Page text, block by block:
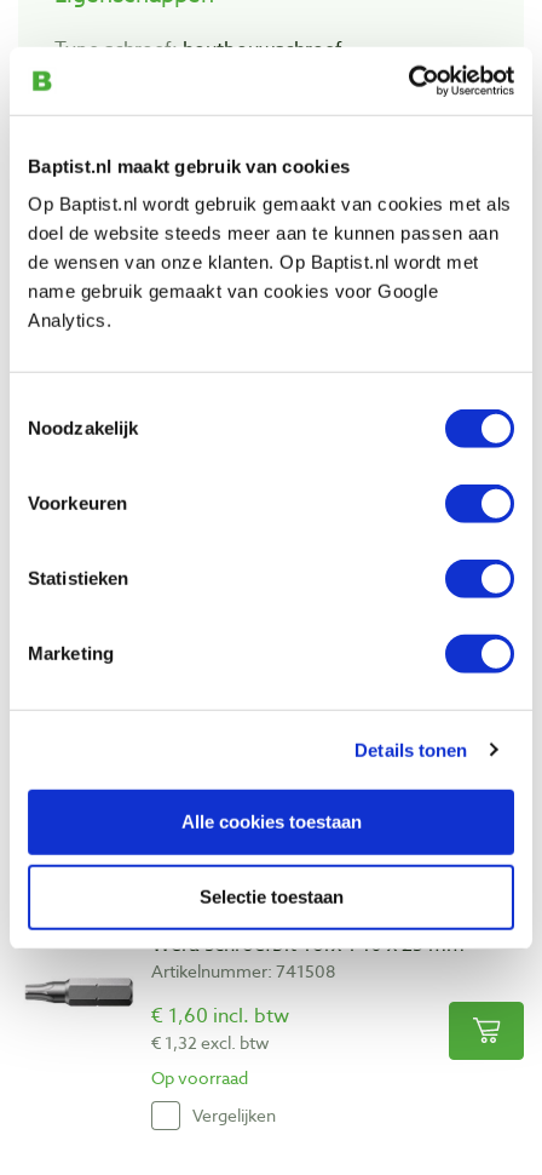
Baptist.nl maakt gebruik van cookies
Op Baptist.nl wordt gebruik gemaakt van cookies met als
doel de website steeds meer aan te kunnen passen aan
de wensen van onze klanten. Op Baptist.nl wordt met
name gebruik gemaakt van cookies voor Google
Analytics.
Noodzakelijk
Voorkeuren
Statistieken
Marketing
Details tonen
Alle cookies toestaan
Selectie toestaan
Type schroef: houtbouwschroef
Materiaal:gehard koolstofstaal
Type boorpunt:cross-sections met type-17
snijpunt
Zelftappend:n.v.t.
Geschikt voor buitengebruik:nee
Kopvorm:
Schroef diameter:
schroefdraad
houtwolcementplaten.
Bekijk ook
Wera schroefbit Torx T40 x 25 mm
Artikelnummer: 741508
€ 1,60 incl. btw
€ 1,32 excl. btw
Op voorraad
Vergelijken